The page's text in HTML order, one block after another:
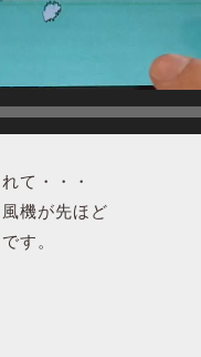
て・・・
機が先ほど
す。